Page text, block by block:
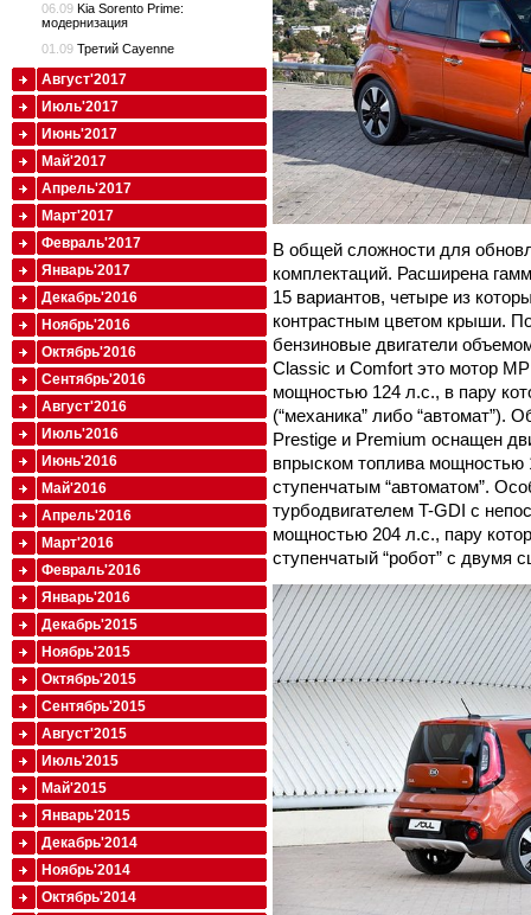
В общей сложности для
комплектаций. Расширена
15 вариантов, четыре из
контрастным цветом крыши.
бензиновые двигатели
Classic и Comfort это мотор
мощностью 124 л.с., в пару
(“механика” либо “автомат”).
Prestige и Premium оснащен
впрыском топлива мощностью
ступенчатым “автоматом”.
турбодвигателем T-GDI с
мощностью 204 л.с., пару
ступенчатый “робот” с двумя
06.09 Kia Sorento Prime:
модернизация
01.09 Третий Cayenne
Август'2017
Июль'2017
Июнь'2017
Май'2017
Апрель'2017
Март'2017
Февраль'2017
Январь'2017
Декабрь'2016
Ноябрь'2016
Октябрь'2016
Сентябрь'2016
Август'2016
Июль'2016
Июнь'2016
Май'2016
Апрель'2016
Март'2016
Февраль'2016
Январь'2016
Декабрь'2015
Ноябрь'2015
Октябрь'2015
Сентябрь'2015
Август'2015
Июль'2015
Май'2015
Январь'2015
Декабрь'2014
Ноябрь'2014
Октябрь'2014